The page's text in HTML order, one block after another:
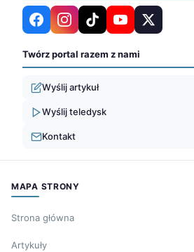
Twórz portal razem z nami
Wyślij artykuł
Wyślij teledysk
Kontakt
MAPA STRONY
Strona główna
Artykuły